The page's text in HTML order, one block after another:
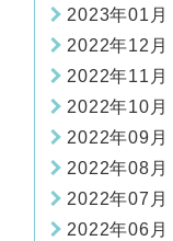
2023年01月
2022年12月
2022年11月
2022年10月
2022年09月
2022年08月
2022年07月
2022年06月